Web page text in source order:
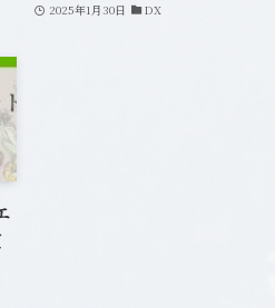
2025年1月30日 DX